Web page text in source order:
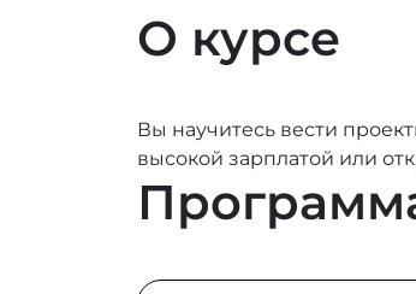
О курсе
Вы научитесь вести
высокой зарплатой или